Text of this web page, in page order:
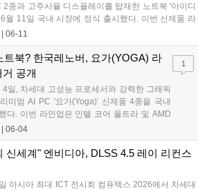
2종과 고주사율 디스플레이를 탑재한 노트북 '아이디
월 11일 국내 시장에 정식 출시했다. 이번 신제품 라
프로세서와 향상된 내장 그래픽을 통해 일상적인 업
게 지원하는 것이 특징이다....
| 06-11
트북? 한국레노버, 요가(YOGA) 라
공개
일, 차세대 고성능 프로세서와 강력한 그래픽
미엄 AI PC '요가(Yoga)' 신제품 4종을 국내
다. 이번 라인업은 인텔 코어 울트라 및 AMD
를 기반으로, 엔비디아 지포스 RTX 5070
퍼포먼스를 발휘하는 것이 특징이다. 특히 전
프로 디스플레이를 적용해 게이머와 크리에
몰입감 넘치는 시각 환경을 제공한다....
| 06-04
1
신세계" 엔비디아, DLSS 4.5 레이 리컨스
아시아 최대 ICT 전시회 컴퓨텍스 2026에서 차세대